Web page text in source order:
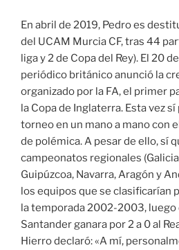
En abril de 2019, Pedro es
del UCAM Murcia CF, tras 44
liga y 2 de Copa del Rey). El 20
periódico británico anunció la
organizado por la FA, el primer
la Copa de Inglaterra. Esta vez sí
torneo en un mano a mano con
de polémica. A pesar de ello, sí
campeonatos regionales
Guipúzcoa, Navarra, Aragón y
los equipos que se clasificarían
la temporada 2002-2003, luego
Santander ganara por 2 a 0 al
Hierro declaró: «A mí,